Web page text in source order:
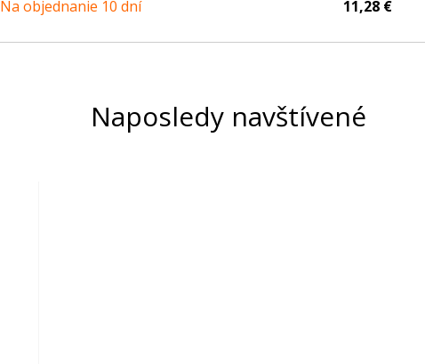
Na objednanie 10 dní 11,28 €
Naposledy navštívené